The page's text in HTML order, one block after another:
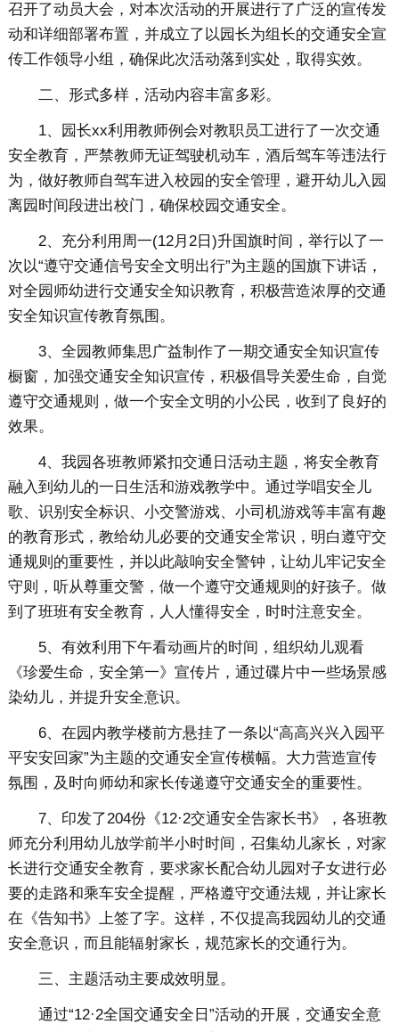
召开了动员大会，对本次活动的开展进行了广泛的宣传发
动和详细部署布置，并成立了以园长为组长的交通安全宣
传工作领导小组，确保此次活动落到实处，取得实效。
二、形式多样，活动内容丰富多彩。
1、园长xx利用教师例会对教职员工进行了一次交通
安全教育，严禁教师无证驾驶机动车，酒后驾车等违法行
为，做好教师自驾车进入校园的安全管理，避开幼儿入园
离园时间段进出校门，确保校园交通安全。
2、充分利用周一(12月2日)升国旗时间，举行以了一
次以“遵守交通信号安全文明出行”为主题的国旗下讲话，
对全园师幼进行交通安全知识教育，积极营造浓厚的交通
安全知识宣传教育氛围。
3、全园教师集思广益制作了一期交通安全知识宣传
橱窗，加强交通安全知识宣传，积极倡导关爱生命，自觉
遵守交通规则，做一个安全文明的小公民，收到了良好的
效果。
4、我园各班教师紧扣交通日活动主题，将安全教育
融入到幼儿的一日生活和游戏教学中。通过学唱安全儿
歌、识别安全标识、小交警游戏、小司机游戏等丰富有趣
的教育形式，教给幼儿必要的交通安全常识，明白遵守交
通规则的重要性，并以此敲响安全警钟，让幼儿牢记安全
守则，听从尊重交警，做一个遵守交通规则的好孩子。做
到了班班有安全教育，人人懂得安全，时时注意安全。
5、有效利用下午看动画片的时间，组织幼儿观看
《珍爱生命，安全第一》宣传片，通过碟片中一些场景感
染幼儿，并提升安全意识。
6、在园内教学楼前方悬挂了一条以“高高兴兴入园平
平安安回家”为主题的交通安全宣传横幅。大力营造宣传
氛围，及时向师幼和家长传递遵守交通安全的重要性。
7、印发了204份《12·2交通安全告家长书》，各班教
师充分利用幼儿放学前半小时时间，召集幼儿家长，对家
长进行交通安全教育，要求家长配合幼儿园对子女进行必
要的走路和乘车安全提醒，严格遵守交通法规，并让家长
在《告知书》上签了字。这样，不仅提高我园幼儿的交通
安全意识，而且能辐射家长，规范家长的交通行为。
三、主题活动主要成效明显。
通过“12·2全国交通安全日”活动的开展，交通安全意